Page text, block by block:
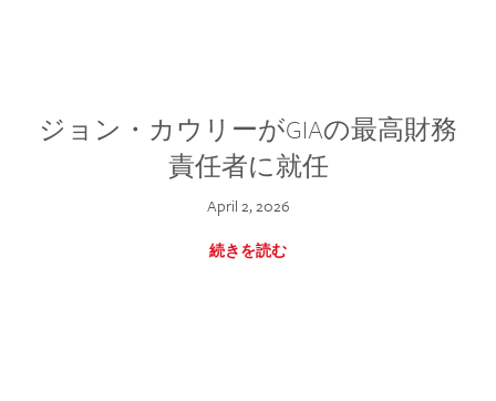
ジョン・カウリーがGIAの最高財務
責任者に就任
April 2, 2026
続きを読む